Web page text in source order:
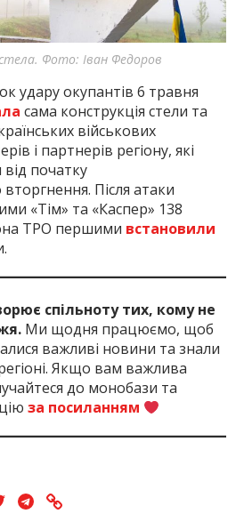
стела. Фото: Іван Федоров
удару окупантів 6 травня
сама конструкція стели та
військових
і партнерів регіону, які
від початку
Після атаки
«Тім» та «Каспер» 138
ТРО першими встановили
спільноту тих, кому не
Ми щодня працюємо, щоб
важливі новини та знали
Якщо вам важлива
до монобази та
за посиланням